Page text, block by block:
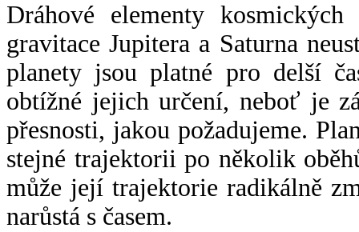
Dráhové elementy
gravitace Jupitera a Saturna
planety jsou platné pro delší
obtížné jejich určení, neboť je
přesnosti, jakou požadujeme.
stejné trajektorii po několik
může její trajektorie radikálně
narůstá s časem.